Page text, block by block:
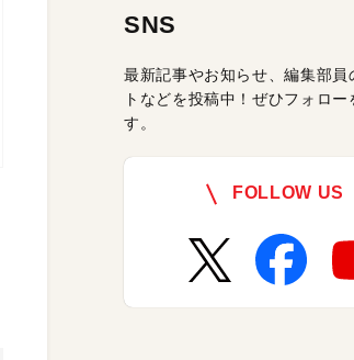
SNS
最新記事やお知らせ、編集部員
トなどを投稿中！ぜひフォロー
す。
FOLLOW US